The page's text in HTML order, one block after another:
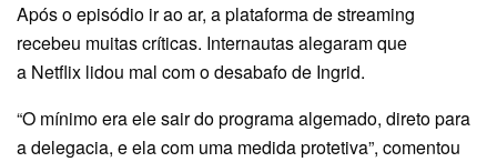
Após o episódio ir ao ar, a plataforma de streaming
recebeu muitas críticas. Internautas alegaram que
a Netflix lidou mal com o desabafo de Ingrid.
“O mínimo era ele sair do programa algemado, direto para
a delegacia, e ela com uma medida protetiva”, comentou